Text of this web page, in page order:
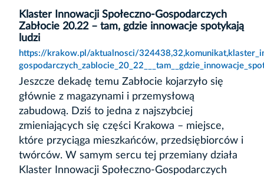
Klaster Innowacji Społeczno-Gospodarczych
Zabłocie 20.22 – tam, gdzie innowacje spotykają
ludzi
https://krakow.pl/aktualnosci/
Jeszcze dekadę temu Zabłocie kojarzyło się
głównie z magazynami i przemysłową
zabudową. Dziś to jedna z najszybciej
zmieniających się części Krakowa – miejsce,
które przyciąga mieszkańców, przedsiębiorców i
twórców. W samym sercu tej przemiany działa
Klaster Innowacji Społeczno-Gospodarczych